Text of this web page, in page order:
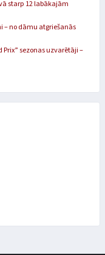
starp 12 labākajām
– no dāmu atgriešanās
sezonas uzvarētāji –